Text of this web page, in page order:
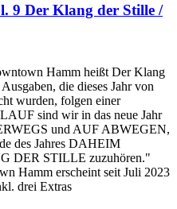
9 Der Klang der Stille /
Hamm heißt Der Klang
die dieses Jahr von
wurden, folgen einer
sind wir in das neue Jahr
und AUF ABWEGEN,
des Jahres DAHEIM
DER STILLE zuzuhören."
Hamm erscheint seit Juli 2023
drei Extras